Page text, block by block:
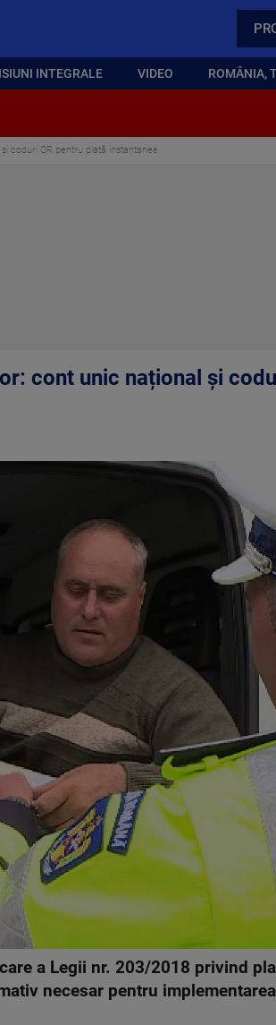
INTEGRALE VIDEO ROMÂNIA,
coduri QR pentru plată instantanee
cont unic național și
a Legii nr. 203/2018 privind
necesar pentru